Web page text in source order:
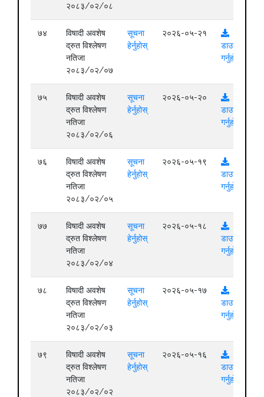
२०८३/०२/०८
७४
विषादी अवशेष
द्रुत विश्लेषण
नतिजा
२०८३/०२/०७
सूचना
हेर्नुहोस्
२०२६-०५-२१
डाउनलोड
गर्नुहोस्
७५
विषादी अवशेष
द्रुत विश्लेषण
नतिजा
२०८३/०२/०६
सूचना
हेर्नुहोस्
२०२६-०५-२०
डाउनलोड
गर्नुहोस्
७६
विषादी अवशेष
द्रुत विश्लेषण
नतिजा
२०८३/०२/०५
सूचना
हेर्नुहोस्
२०२६-०५-१९
डाउनलोड
गर्नुहोस्
७७
विषादी अवशेष
द्रुत विश्लेषण
नतिजा
२०८३/०२/०४
सूचना
हेर्नुहोस्
२०२६-०५-१८
डाउनलोड
गर्नुहोस्
७८
विषादी अवशेष
द्रुत विश्लेषण
नतिजा
२०८३/०२/०३
सूचना
हेर्नुहोस्
२०२६-०५-१७
डाउनलोड
गर्नुहोस्
७९
विषादी अवशेष
द्रुत विश्लेषण
नतिजा
२०८३/०२/०२
सूचना
हेर्नुहोस्
२०२६-०५-१६
डाउनलोड
गर्नुहोस्